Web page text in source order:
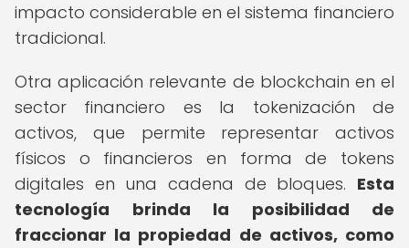
impacto considerable en el sistema financiero
tradicional.
Otra aplicación relevante de blockchain en el
sector financiero es la tokenización de
activos, que permite representar activos
físicos o financieros en forma de tokens
digitales en una cadena de bloques. Esta
tecnología brinda la posibilidad de
fraccionar la propiedad de activos, como